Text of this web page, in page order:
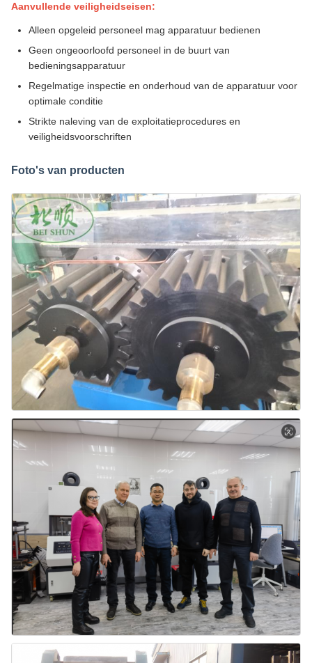
Aanvullende veiligheidseisen:
Alleen opgeleid personeel mag apparatuur bedienen
Geen ongeoorloofd personeel in de buurt van
bedieningsapparatuur
Regelmatige inspectie en onderhoud van de apparatuur voor
optimale conditie
Strikte naleving van de exploitatieprocedures en
veiligheidsvoorschriften
Foto's van producten